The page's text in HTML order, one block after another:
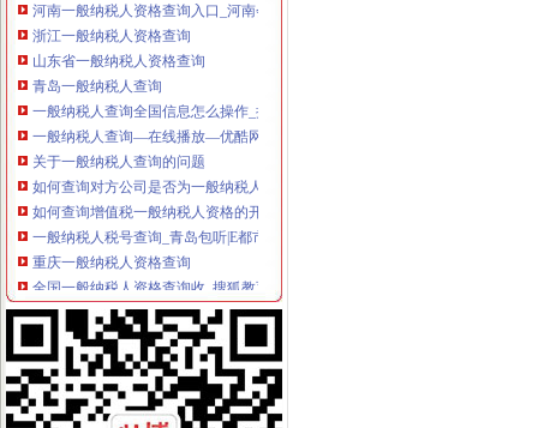
浙江一般纳税人资格查询
山东省一般纳税人资格查询
青岛一般纳税人查询
一般纳税人查询全国信息怎么操作_搜狐其它_搜狐网
一般纳税人查询—在线播放—优酷网,高清在线观看
关于一般纳税人查询的问题
如何查询对方公司是否为一般纳税人。-文章
如何查询增值税一般纳税人资格的开始年月？_百度知道
一般纳税人税号查询_青岛包听|E都市
重庆一般纳税人资格查询
全国一般纳税人资格查询收_搜狐教育_搜狐网
陕西省一般纳税人查询_中华文本库
一般纳税人提供技术咨询服务,税率是多少？_中华会计网校_税务网校
一般纳税人查询电话-深圳爱问分类
新疆一般纳税人查询-天津爱问分类
请问山西省一般纳税人资格在哪里查询-山西国税答疑170
四川一般纳税人资格查询：四川财